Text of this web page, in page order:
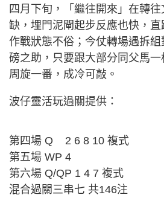
四月下旬，「繼往開來」在轉
缺，埋門泥閘起步反應也快，
作戰狀態不俗；今仗轉場遇拆
磅之助，只要跟大部分同父馬
周旋一番，成冷可敲。
波仔靈活玩過關提供：
第四場 Q 2 6 8 10 複式
第五場 WP 4
第六場 Q/QP 1 4 7 複式
混合過關三串七 共146注